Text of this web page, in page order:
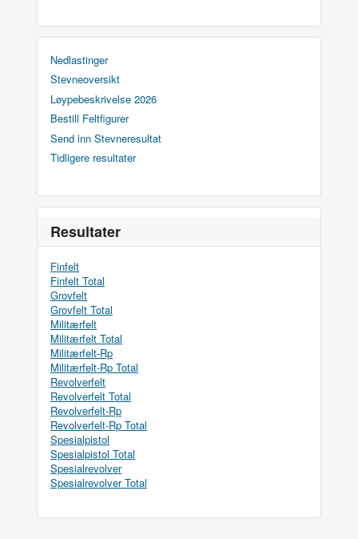
Nedlastinger
Stevneoversikt
Løypebeskrivelse 2026
Bestill Feltfigurer
Send inn Stevneresultat
Tidligere resultater
Resultater
Finfelt
Finfelt Total
Grovfelt
Grovfelt Total
Militærfelt
Militærfelt Total
Militærfelt-Rp
Militærfelt-Rp Total
Revolverfelt
Revolverfelt Total
Revolverfelt-Rp
Revolverfelt-Rp Total
Spesialpistol
Spesialpistol Total
Spesialrevolver
Spesialrevolver Total